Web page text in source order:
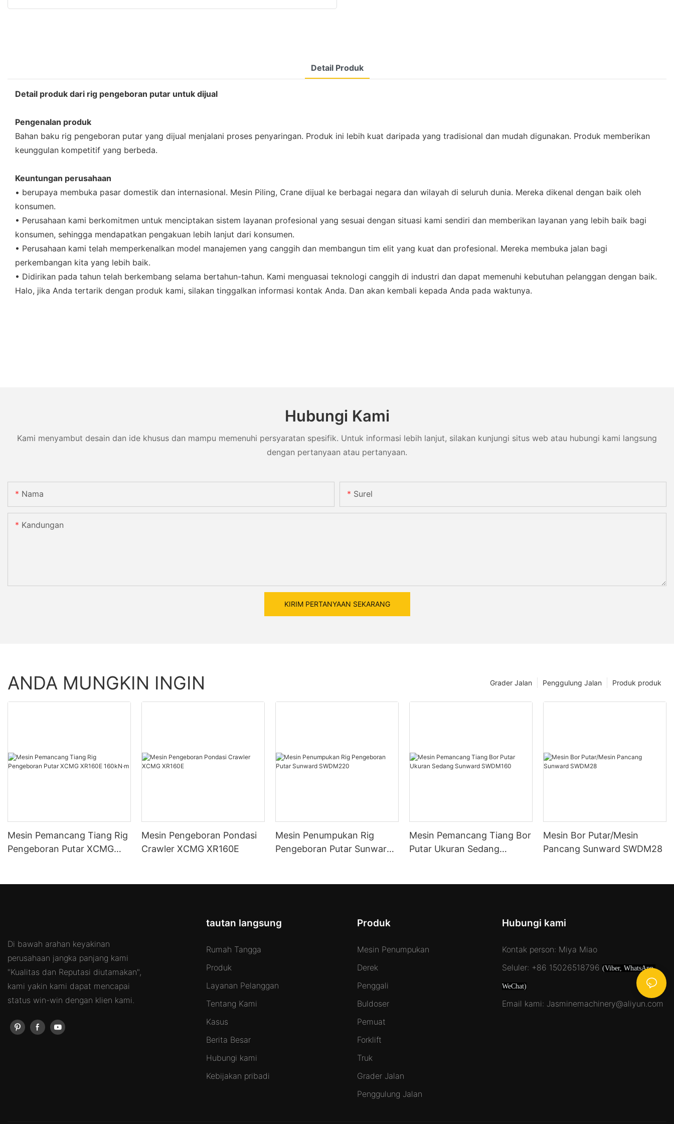
Detail Produk
Detail produk dari rig pengeboran putar untuk dijual
Pengenalan produk
Bahan baku rig pengeboran putar yang dijual menjalani proses penyaringan. Produk ini lebih kuat daripada yang tradisional dan mudah digunakan. Produk memberikan
keunggulan kompetitif yang berbeda.
Keuntungan perusahaan
• berupaya membuka pasar domestik dan internasional. Mesin Piling, Crane dijual ke berbagai negara dan wilayah di seluruh dunia. Mereka dikenal dengan baik oleh
konsumen.
• Perusahaan kami berkomitmen untuk menciptakan sistem layanan profesional yang sesuai dengan situasi kami sendiri dan memberikan layanan yang lebih baik bagi
konsumen, sehingga mendapatkan pengakuan lebih lanjut dari konsumen.
• Perusahaan kami telah memperkenalkan model manajemen yang canggih dan membangun tim elit yang kuat dan profesional. Mereka membuka jalan bagi
perkembangan kita yang lebih baik.
• Didirikan pada tahun telah berkembang selama bertahun-tahun. Kami menguasai teknologi canggih di industri dan dapat memenuhi kebutuhan pelanggan dengan baik.
Halo, jika Anda tertarik dengan produk kami, silakan tinggalkan informasi kontak Anda. Dan akan kembali kepada Anda pada waktunya.
Hubungi Kami
Kami menyambut desain dan ide khusus dan mampu memenuhi persyaratan spesifik. Untuk informasi lebih lanjut, silakan kunjungi situs web atau hubungi kami langsung
dengan pertanyaan atau pertanyaan.
Nama Surel
Kandungan
KIRIM PERTANYAAN SEKARANG
ANDA MUNGKIN INGIN Produk produk
Penggulung Jalan
Grader Jalan
Mesin Pemancang Tiang Rig
Pengeboran Putar XCMG
Mesin Pengeboran Pondasi
Crawler XCMG XR160E
Mesin Penumpukan Rig
Pengeboran Putar Sunward
Mesin Pemancang Tiang Bor
Putar Ukuran Sedang
Mesin Bor Putar/Mesin
Pancang Sunward SWDM28
Di bawah arahan keyakinan
perusahaan jangka panjang kami
"Kualitas dan Reputasi diutamakan",
kami yakin kami dapat mencapai
status win-win dengan klien kami.
tautan langsung
Rumah Tangga
Produk
Layanan Pelanggan
Tentang Kami
Kasus
Berita Besar
Hubungi kami
Kebijakan pribadi
Produk
Mesin Penumpukan
Derek
Penggali
Buldoser
Pemuat
Forklift
Truk
Grader Jalan
Penggulung Jalan
Hubungi kami
Kontak person: Miya Miao
Seluler: +86 15026518796 (Viber, WhatsApp,
WeChat)
Email kami: Jasminemachinery@aliyun.com